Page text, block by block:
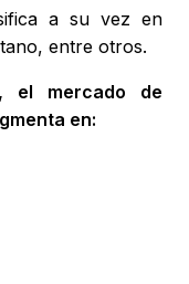
a su vez en
entre otros.
el mercado de
en: